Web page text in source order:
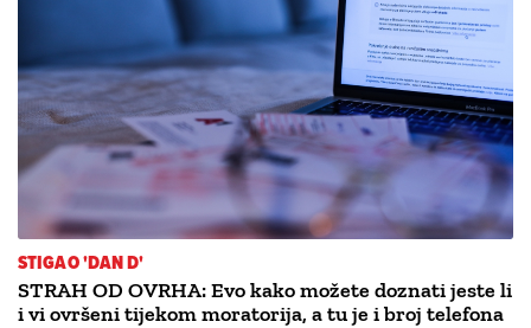
STIGAO 'DAN D'
STRAH OD OVRHA: Evo kako možete doznati jeste li
i vi ovršeni tijekom moratorija, a tu je i broj telefona